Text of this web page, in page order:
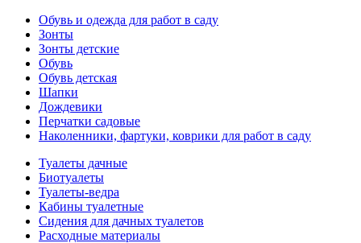
Обувь и одежда для работ в саду
Зонты
Зонты детские
Обувь
Обувь детская
Шапки
Дождевики
Перчатки садовые
Наколенники, фартуки, коврики для работ в саду
Туалеты дачные
Биотуалеты
Туалеты-ведра
Кабины туалетные
Сидения для дачных туалетов
Расходные материалы